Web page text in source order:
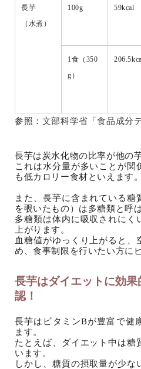
長芋
（水煮）
100g 59kcal
1食（350
g）
参照： 文部科学省「食品成分
長芋は炭水化物の比率が他の
これは水分量が多いことが関
も低カロリー食材といえます。
また、長芋に含まれている糖
を覗いたもの）は多糖類と呼
多糖類は体内に吸収されにく
上がります。
血糖値がゆっくり上がると、
め、食事制限を行いたい方に
長芋はダイエットに効
認！
長芋はビタミンBが豊富で健
ます。
たとえば、ダイエット中は糖
います。
しかし、糖質の摂取量が少な